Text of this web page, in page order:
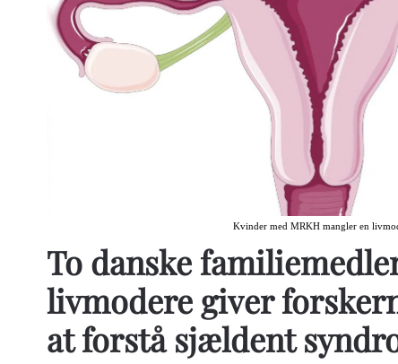
Kvinder med MRKH mangler en
To danske
livmodere giver
at forstå sjældent